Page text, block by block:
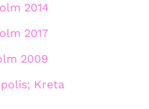
2014
2017
2009
Kreta